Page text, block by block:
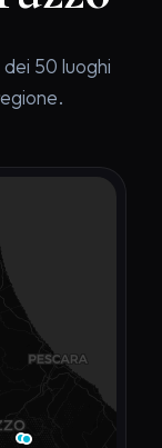
50 luoghi